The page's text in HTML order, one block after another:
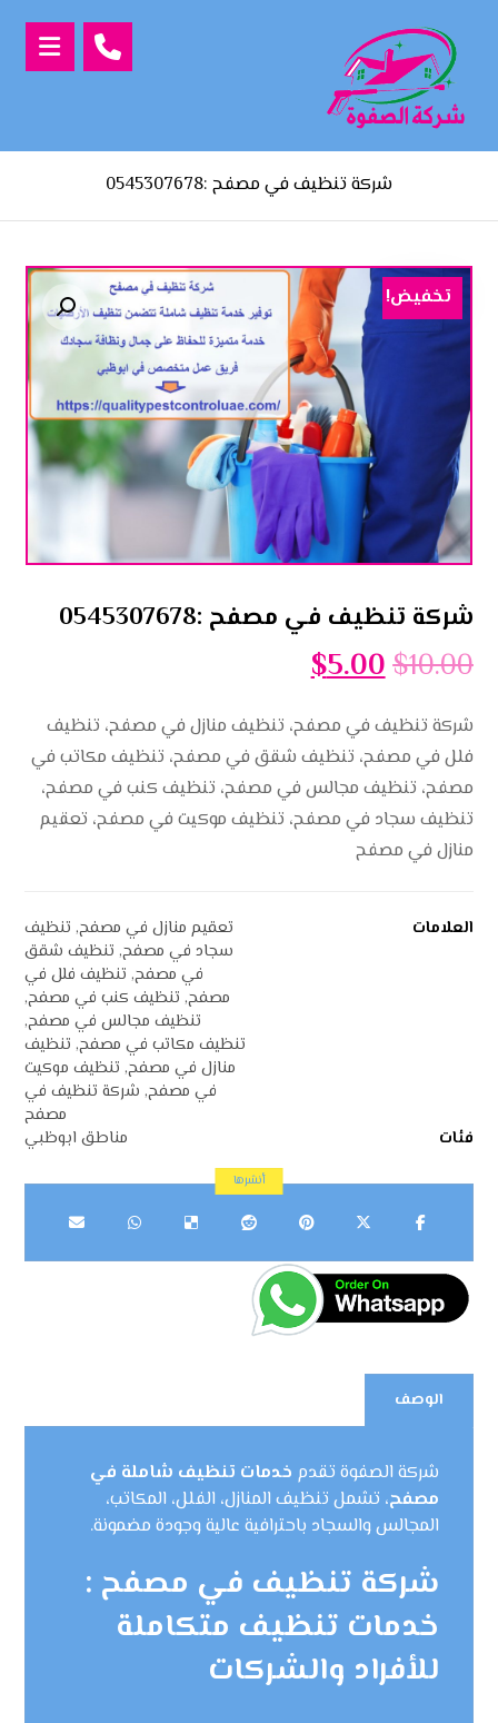
شركة تنظيف في مصفح :0545307678
تكبير الصورة تخفيض!
شركة تنظيف في مصفح :0545307678
$10.00
$5.00
شركة تنظيف في مصفح، تنظيف منازل في مصفح، تنظيف
فلل في مصفح، تنظيف شقق في مصفح، تنظيف مكاتب في
مصفح، تنظيف مجالس في مصفح، تنظيف كنب في مصفح،
تنظيف سجاد في مصفح، تنظيف موكيت في مصفح، تعقيم
منازل في مصفح
العلامات تعقيم منازل في مصفح, تنظيف
سجاد في مصفح, تنظيف شقق
في مصفح, تنظيف فلل في
مصفح, تنظيف كنب في مصفح,
تنظيف مجالس في مصفح,
تنظيف مكاتب في مصفح, تنظيف
منازل في مصفح, تنظيف موكيت
في مصفح, شركة تنظيف في
مصفح
فئات
مناطق ابوظبي
الوصف
شركة الصفوة تقدم خدمات تنظيف شاملة في
مصفح، تشمل تنظيف المنازل، الفلل، المكاتب،
المجالس والسجاد باحترافية عالية وجودة مضمونة.
شركة تنظيف في مصفح :
خدمات تنظيف متكاملة
للأفراد والشركات